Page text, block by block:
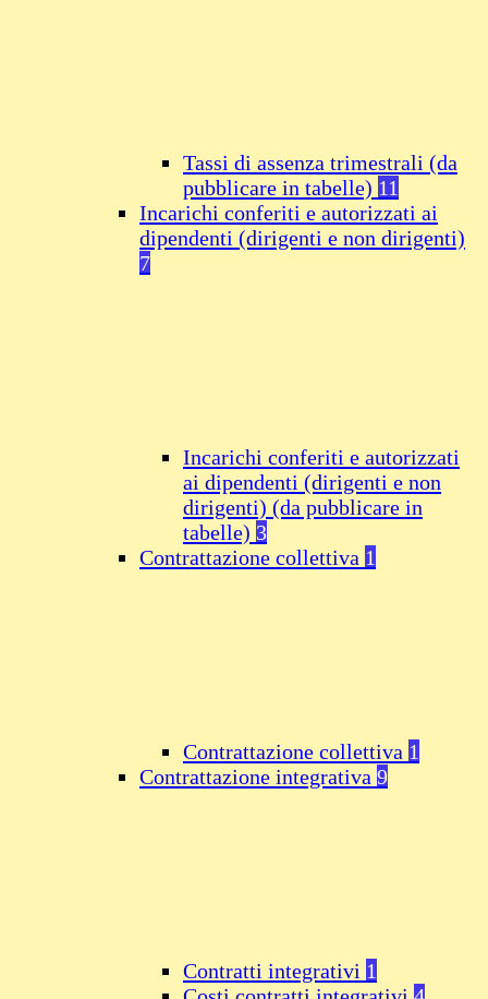
Tassi di assenza trimestrali (da
pubblicare in tabelle) 11
Incarichi conferiti e autorizzati ai
dipendenti (dirigenti e non dirigenti)
7
Incarichi conferiti e autorizzati
ai dipendenti (dirigenti e non
dirigenti) (da pubblicare in
tabelle) 3
Contrattazione collettiva 1
Contrattazione collettiva 1
Contrattazione integrativa 9
Contratti integrativi 1